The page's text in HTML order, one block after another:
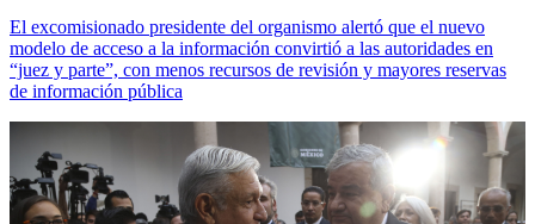
El excomisionado presidente del organismo alertó que el nuevo
modelo de acceso a la información convirtió a las autoridades en
“juez y parte”, con menos recursos de revisión y mayores reservas
de información pública